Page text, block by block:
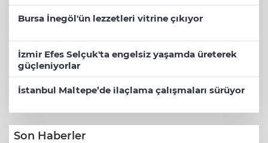
Bursa İnegöl'ün lezzetleri vitrine çıkıyor
İzmir Efes Selçuk'ta engelsiz yaşamda üreterek
güçleniyorlar
İstanbul Maltepe’de ilaçlama çalışmaları sürüyor
Son Haberler